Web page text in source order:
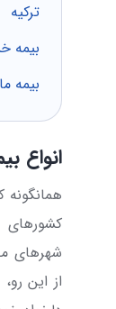
ترکیه
بیمه
بیمه
انواع
همانگونه
شهرهای
از این